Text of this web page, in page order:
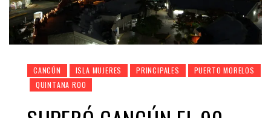
CANCÚN ISLA MUJERES PRINCIPALES
PUERTO MORELOS
QUINTANA ROO